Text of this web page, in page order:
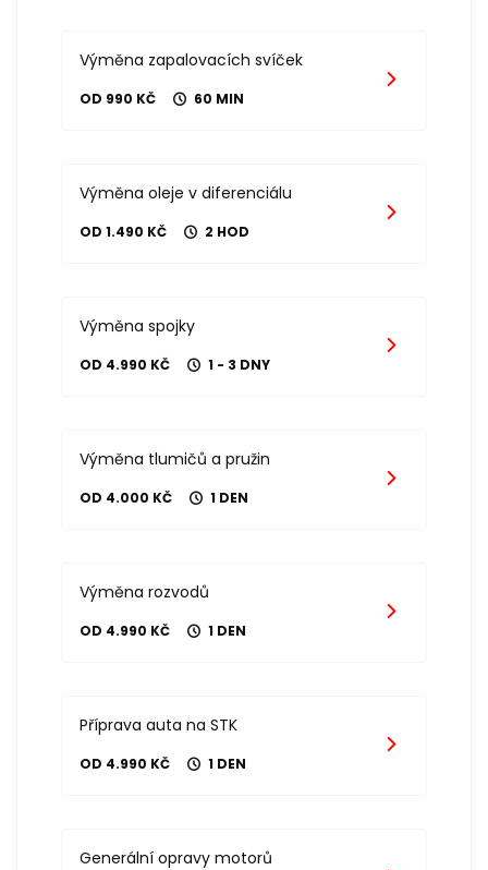
Výměna zapalovacích svíček
OD 990 KČ 60 MIN
Výměna oleje v diferenciálu
OD 1.490 KČ 2 HOD
Výměna spojky
OD 4.990 KČ 1 - 3 DNY
Výměna tlumičů a pružin
OD 4.000 KČ 1 DEN
Výměna rozvodů
OD 4.990 KČ 1 DEN
Příprava auta na STK
OD 4.990 KČ 1 DEN
Generální opravy motorů